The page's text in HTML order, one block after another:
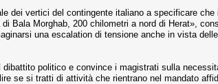
dei vertici del contingente italiano a specificare
Bala Morghab, 200 chilome­tri a nord di Herat»,
una escalation di tensione anche in vista
politico e convince i magistrati sulla
se si tratti di attività che rientra­no nel mandato